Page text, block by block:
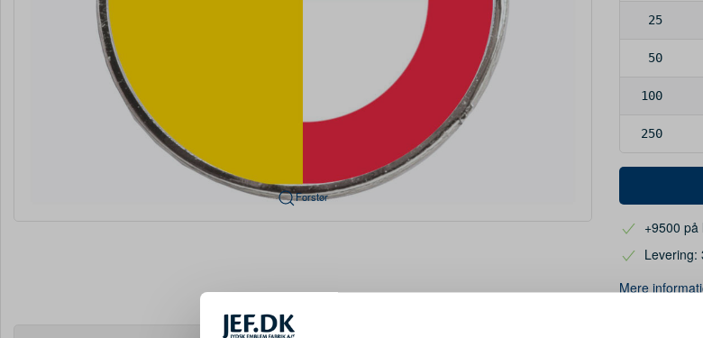
Forstør
25
50
100
250
+9500 på
Levering:
Mere